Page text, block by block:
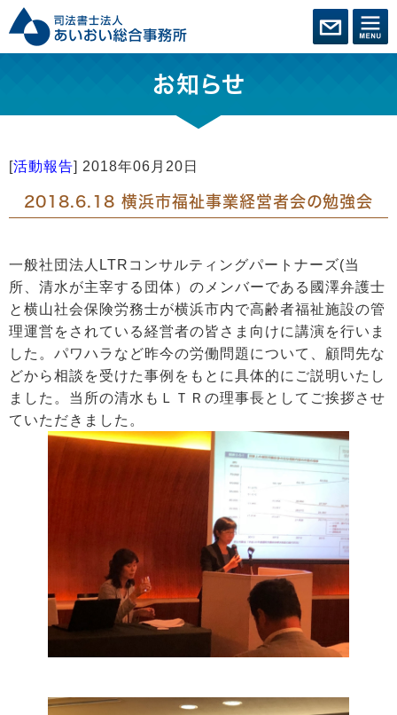
お知らせ
[活動報告] 2018年06月20日
2018.6.18 横浜市福祉事業経営者会の勉強会
一般社団法人LTRコンサルティングパートナーズ(当
所、清水が主宰する団体）のメンバーである國澤弁護士
と横山社会保険労務士が横浜市内で高齢者福祉施設の管
理運営をされている経営者の皆さま向けに講演を行いま
した。パワハラなど昨今の労働問題について、顧問先な
どから相談を受けた事例をもとに具体的にご説明いたし
ました。当所の清水もＬＴＲの理事長としてご挨拶させ
ていただきました。